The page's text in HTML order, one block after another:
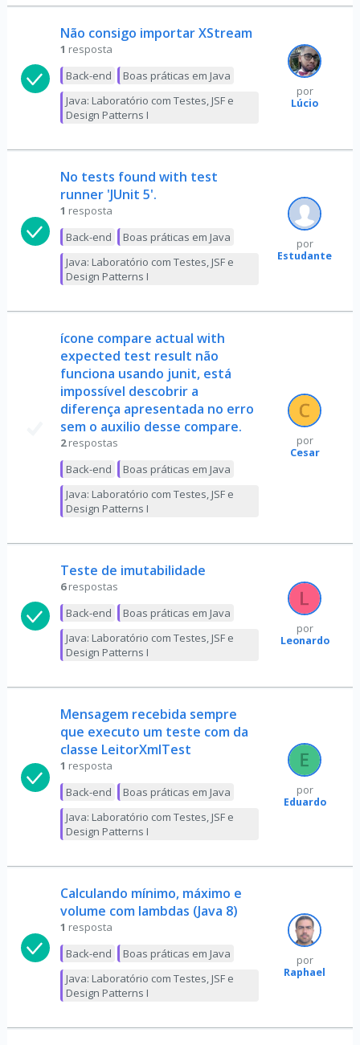
Não consigo importar XStream
1 resposta
Back-end
Boas práticas em Java
Java: Laboratório com Testes, JSF e
Design Patterns I
por
Lúcio
No tests found with test
runner 'JUnit 5'.
1 resposta
Back-end
Boas práticas em Java
Java: Laboratório com Testes, JSF e
Design Patterns I
por
Estudante
ícone compare actual with
expected test result não
funciona usando junit, está
impossível descobrir a
diferença apresentada no erro
sem o auxilio desse compare.
2 respostas
Back-end
Boas práticas em Java
Java: Laboratório com Testes, JSF e
Design Patterns I
por
Cesar
Teste de imutabilidade
6 respostas
Back-end
Boas práticas em Java
Java: Laboratório com Testes, JSF e
Design Patterns I
por
Leonardo
Mensagem recebida sempre
que executo um teste com da
classe LeitorXmlTest
1 resposta
Back-end
Boas práticas em Java
Java: Laboratório com Testes, JSF e
Design Patterns I
por
Eduardo
Calculando mínimo, máximo e
volume com lambdas (Java 8)
1 resposta
Back-end
Boas práticas em Java
Java: Laboratório com Testes, JSF e
Design Patterns I
por
Raphael